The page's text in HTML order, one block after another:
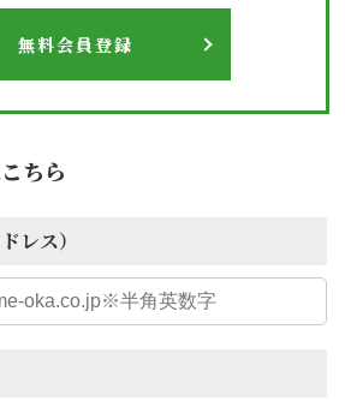
無料会員登録
ちら
レス）